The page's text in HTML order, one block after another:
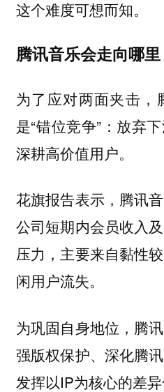
这个难度可想而知。
腾讯音乐会走向哪里
为了应对两面夹击，
是“错位竞争”：放弃
深耕高价值用户。
花旗报告表示，腾讯
公司短期内会员收入
压力，主要来自黏性
闲用户流失。
为巩固自身地位，腾
强版权保护、深化腾
发挥以IP为核心的差异